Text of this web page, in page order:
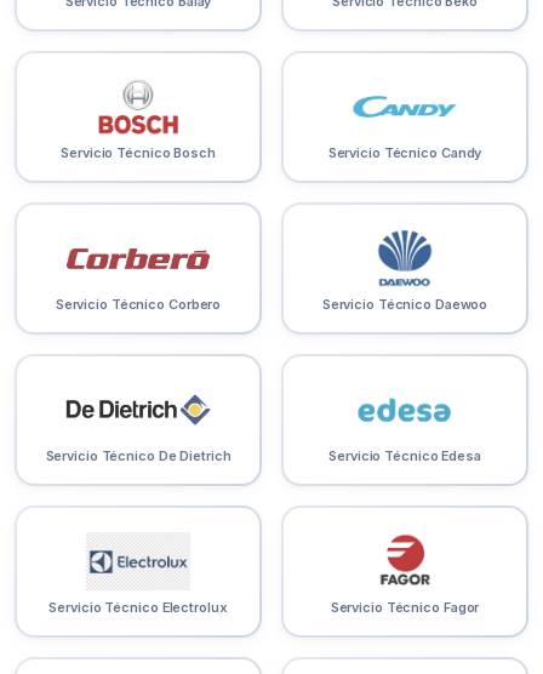
Servicio Técnico Bosch Servicio Técnico Candy
Servicio Técnico Corbero Servicio Técnico Daewoo
Servicio Técnico De Dietrich Servicio Técnico Edesa
Servicio Técnico Electrolux Servicio Técnico Fagor